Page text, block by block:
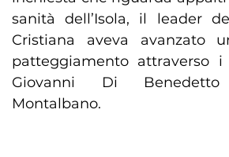
sanità dell’Isola, il leader
Cristiana aveva avanzato
patteggiamento attraverso i
Giovanni Di
Montalbano.